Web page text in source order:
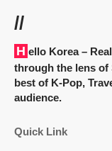
//
Hello Korea–
through the lens of
best of K-Pop,
audience.
Quick Link